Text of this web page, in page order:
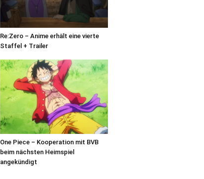
Re:Zero – Anime erhält eine vierte
Staffel + Trailer
One Piece – Kooperation mit BVB
beim nächsten Heimspiel
angekündigt